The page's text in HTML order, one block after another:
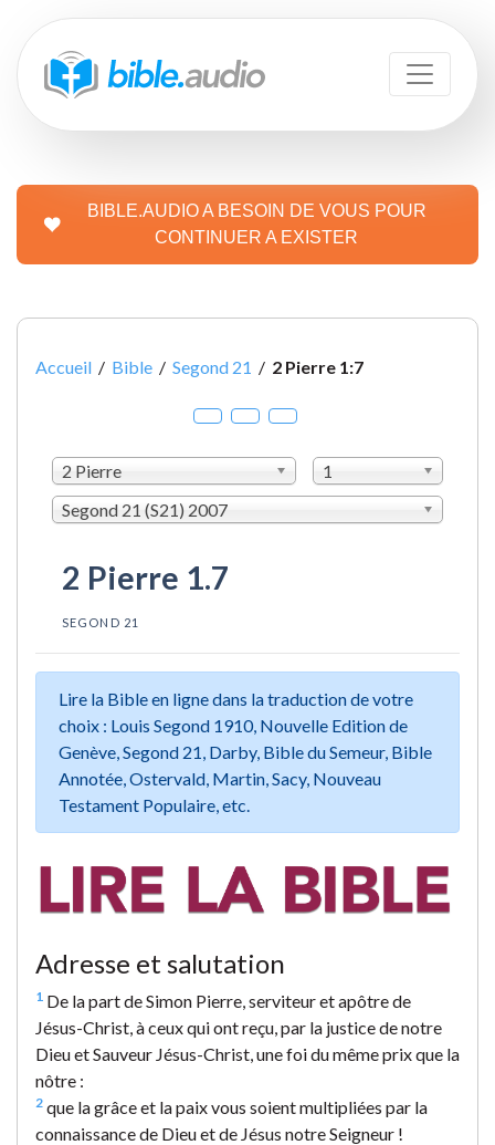
BIBLE.AUDIO A BESOIN DE VOUS POUR
CONTINUER A EXISTER
Accueil / Bible / Segond 21 / 2 Pierre 1:7
2 Pierre
1
Segond 21 (S21) 2007
2 Pierre 1.7
SEGOND 21
Lire la Bible en ligne dans la traduction de votre
choix : Louis Segond 1910, Nouvelle Edition de
Genève, Segond 21, Darby, Bible du Semeur, Bible
Annotée, Ostervald, Martin, Sacy, Nouveau
Testament Populaire, etc.
Adresse et salutation
1 De la part de Simon Pierre, serviteur et apôtre de
Jésus-Christ, à ceux qui ont reçu, par la justice de notre
Dieu et Sauveur Jésus-Christ, une foi du même prix que la
nôtre :
2 que la grâce et la paix vous soient multipliées par la
connaissance de Dieu et de Jésus notre Seigneur !